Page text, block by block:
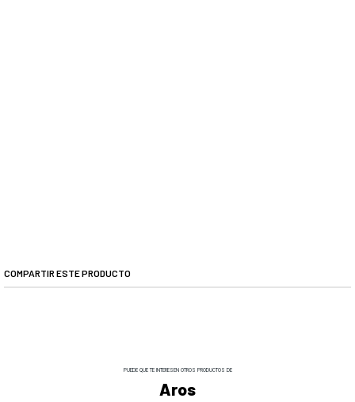
COMPARTIR ESTE PRODUCTO
PUEDE QUE TE INTERESEN OTROS PRODUCTOS DE
Aros